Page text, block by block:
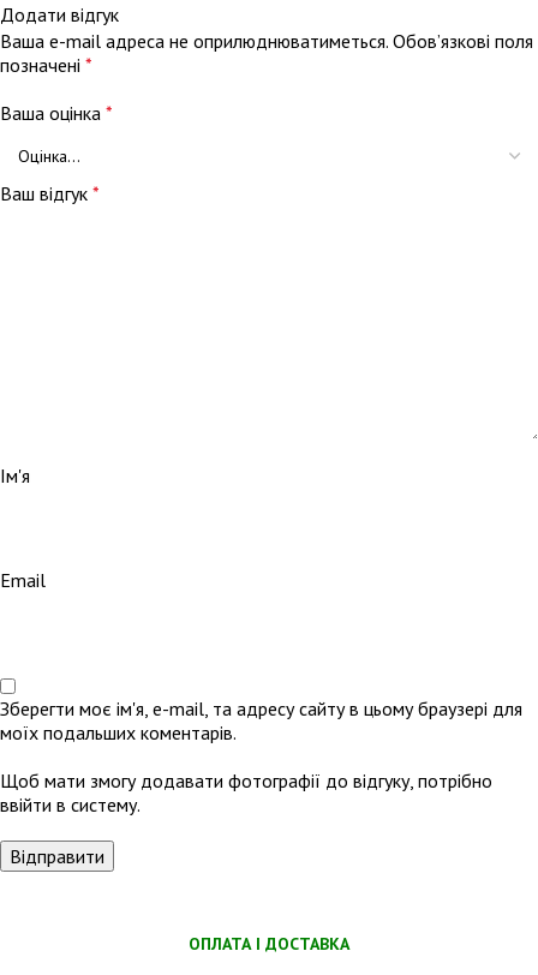
Додати відгук
Ваша e-mail адреса не оприлюднюватиметься. Обов’язкові поля
позначені *
Ваша оцінка *
Ваш відгук *
Ім'я
Email
Зберегти моє ім'я, e-mail, та адресу сайту в цьому браузері для
моїх подальших коментарів.
Щоб мати змогу додавати фотографії до відгуку, потрібно
ввійти в систему.
ОПЛАТА І ДОСТАВКА